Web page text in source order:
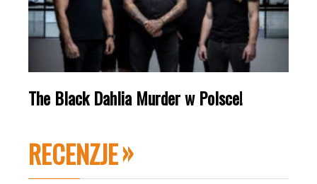
The Black Dahlia Murder w Polsce!
RECENZJE